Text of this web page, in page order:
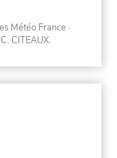
Météo France ·
CITEAUX.